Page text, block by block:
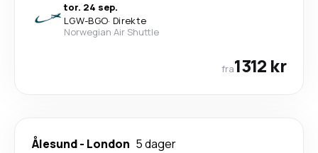
tor. 24 sep.
LGW-BGO· Direkte
Norwegian Air Shuttle
fra1312 kr
Ålesund- London 5 dager